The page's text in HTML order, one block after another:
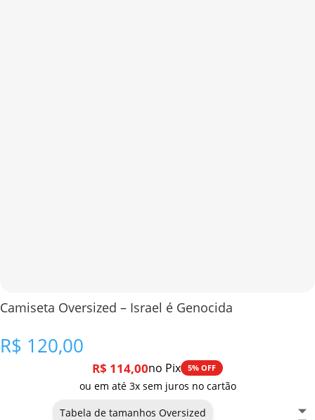
Camiseta Oversized – Israel é Genocida
R$ 120,00
R$ 114,00no Pix 5% OFF
ou em até 3x sem juros no cartão
Tabela de tamanhos Oversized